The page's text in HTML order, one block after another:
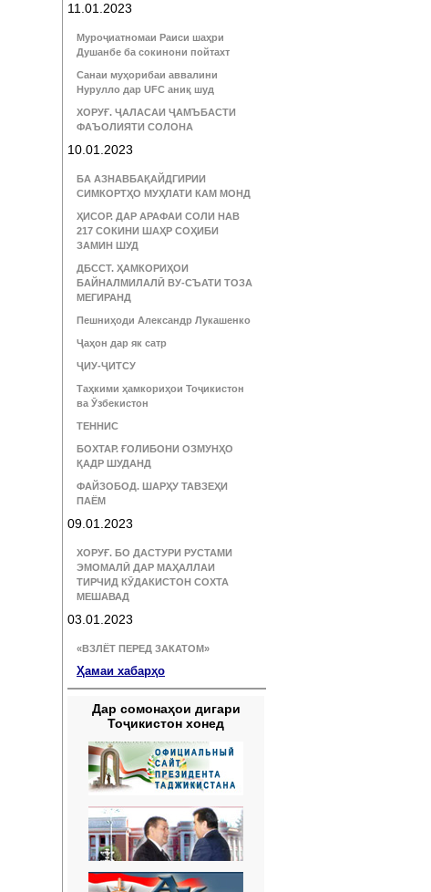
11.01.2023
Муроҷиатномаи Раиси шаҳри
Душанбе ба сокинони пойтахт
Санаи муҳорибаи аввалини
Нурулло дар UFC аниқ шуд
ХОРУҒ. ҶАЛАСАИ ҶАМЪБАСТИ
ФАЪОЛИЯТИ СОЛОНА
10.01.2023
БА АЗНАВБАҚАЙДГИРИИ
СИМКОРТҲО МУҲЛАТИ КАМ МОНД
ҲИСОР. ДАР АРАФАИ СОЛИ НАВ
217 СОКИНИ ШАҲР СОҲИБИ
ЗАМИН ШУД
ДБССТ. ҲАМКОРИҲОИ
БАЙНАЛМИЛАЛӢ ВУ-СЪАТИ ТОЗА
МЕГИРАНД
Пешниҳоди Александр Лукашенко
Ҷаҳон дар як сатр
ҶИУ-ҶИТСУ
Таҳкими ҳамкориҳои Тоҷикистон
ва Ӯзбекистон
ТЕННИС
БОХТАР. ҒОЛИБОНИ ОЗМУНҲО
ҚАДР ШУДАНД
ФАЙЗОБОД. ШАРҲУ ТАВЗЕҲИ
ПАЁМ
09.01.2023
ХОРУҒ. БО ДАСТУРИ РУСТАМИ
ЭМОМАЛӢ ДАР МАҲАЛЛАИ
ТИРЧИД КӮДАКИСТОН СОХТА
МЕШАВАД
03.01.2023
«ВЗЛЁТ ПЕРЕД ЗАКАТОМ»
Ҳамаи хабарҳо
Дар сомонаҳои дигари
Тоҷикистон хонед